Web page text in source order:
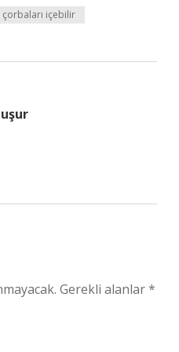
çorbaları içebilir
Gerekli alanlar*